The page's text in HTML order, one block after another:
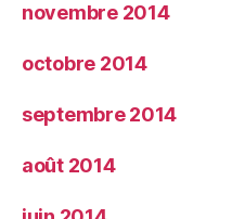
novembre 2014
octobre 2014
septembre 2014
août 2014